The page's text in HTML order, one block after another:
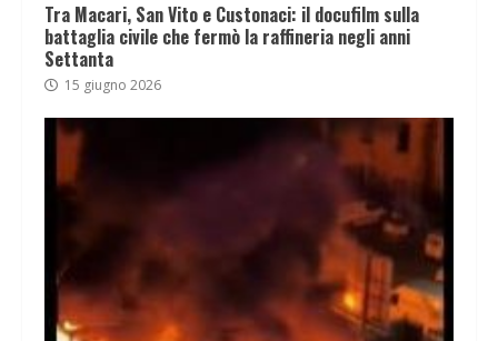
Tra Macari, San Vito e Custonaci: il docufilm sulla
battaglia civile che fermò la raffineria negli anni
Settanta
15 giugno 2026